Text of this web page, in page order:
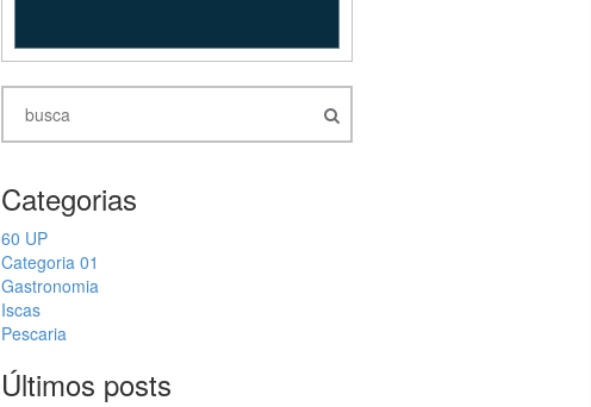
Categorias
60 UP
Categoria 01
Gastronomia
Iscas
Pescaria
Últimos posts